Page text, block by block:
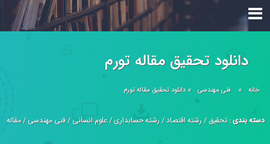
دانلود تحقیق مقاله تورم
خانه » فنی مهندسی »دانلود تحقیق مقاله تورم
دسته بندی :تحقیق/رشته اقتصاد/رشته حسابداری/علوم انسانی/فنی مهندسی/مقاله